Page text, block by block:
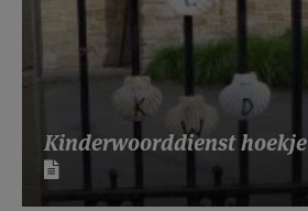
Kinderwoorddienst hoekje